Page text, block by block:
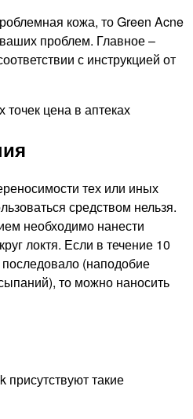
кожа, то Green Acne
проблем. Главное –
с инструкцией от
тех или иных
средством нельзя.
необходимо нанести
локтя. Если в течение 10
(наподобие
то можно наносить
присутствуют такие